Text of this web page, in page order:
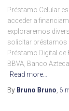
Préstamo Celular
acceder a
exploraremos
solicitar préstamos
Préstamo Digital
BBVA, Banco
Read more…
By Bruno Bruno, 6